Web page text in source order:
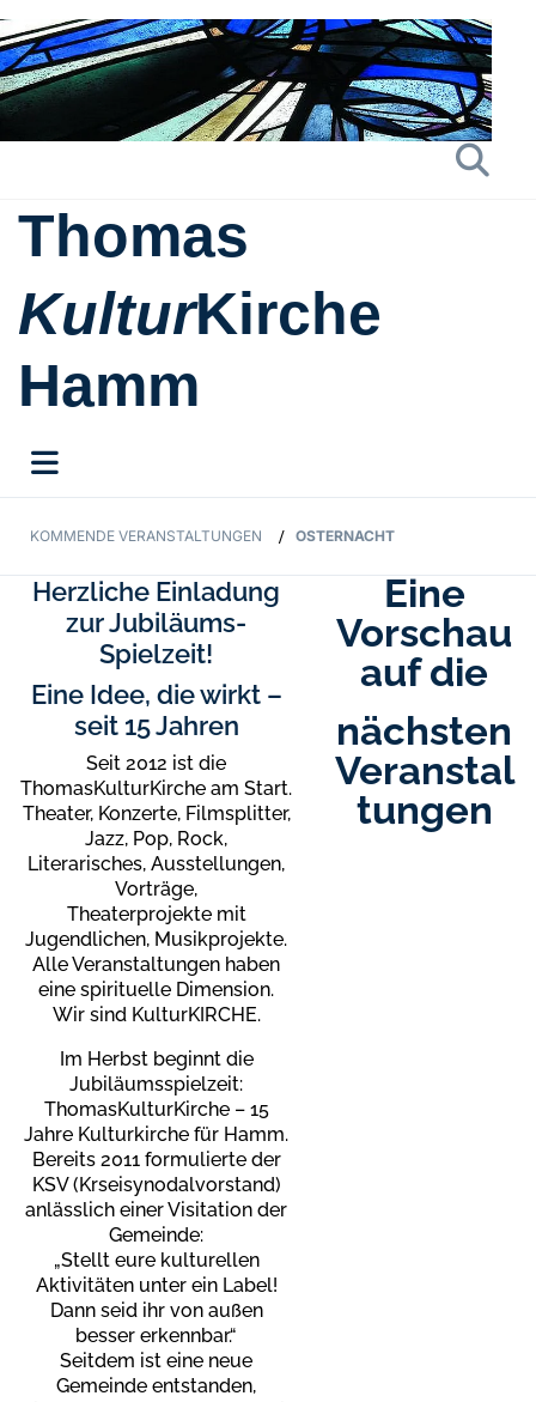
Thomas
KulturKirche
Hamm
KOMMENDE VERANSTALTUNGEN / OSTERNACHT
Herzliche Einladung
zur Jubiläums-
Spielzeit!
Eine Idee, die wirkt –
seit 15 Jahren
Seit 2012 ist die
ThomasKulturKirche am Start.
Theater, Konzerte, Filmsplitter,
Jazz, Pop, Rock,
Literarisches, Ausstellungen,
Vorträge,
Theaterprojekte mit
Jugendlichen, Musikprojekte.
Alle Veranstaltungen haben
eine spirituelle Dimension.
Wir sind KulturKIRCHE.
Im Herbst beginnt die
Jubiläumsspielzeit:
ThomasKulturKirche – 15
Jahre Kulturkirche für Hamm.
Bereits 2011 formulierte der
KSV (Krseisynodalvorstand)
anlässlich einer Visitation der
Gemeinde:
„Stellt eure kulturellen
Aktivitäten unter ein Label!
Dann seid ihr von außen
besser erkennbar.“
Seitdem ist eine neue
Gemeinde entstanden,
Eine
Vorschau
auf die
nächsten
Veranstal
tungen